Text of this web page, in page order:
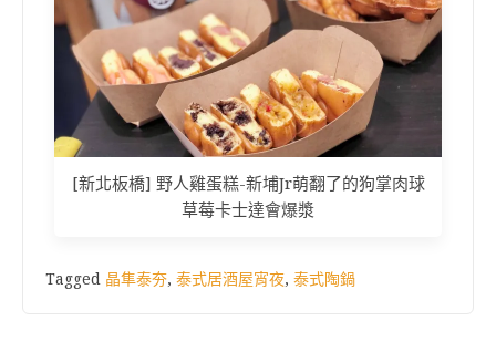
[新北板橋] 野人雞蛋糕-新埔Jr萌翻了的狗掌肉球
草莓卡士達會爆漿
Tagged 晶隼泰夯, 泰式居酒屋宵夜, 泰式陶鍋